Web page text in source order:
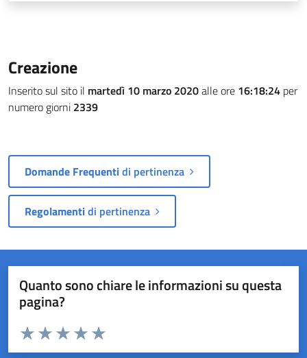
Creazione
Inserito sul sito il martedì 10 marzo 2020alle ore 16:18:24 per
numero giorni 2339
Domande Frequentidi pertinenza
Regolamentidi pertinenza
Quanto sono chiare le informazioni su questa
pagina?
Valuta da 1 a 5 stelle la pagina
Valuta 5 stelle su 5
Valuta 4 stelle su 5
Valuta 3 stelle su 5
Valuta 2 stelle su 5
Valuta 1 stelle su 5